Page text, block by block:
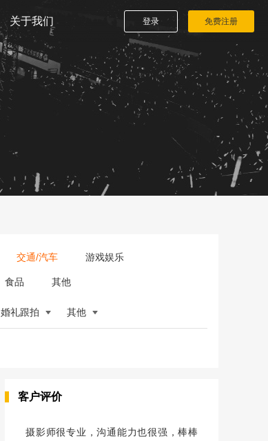
关于我们 登录 免费注册
交通/汽车 游戏娱乐
食品 其他
婚礼跟拍 其他
客户评价
摄影师很专业，沟通能力也很强，棒棒